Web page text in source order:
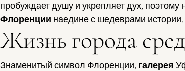
пробуждает душу и укрепляет дух, поэтому
Флоренции наедине с шедеврами истории.
Жизнь города
Знаменитый символ Флоренции, галерея